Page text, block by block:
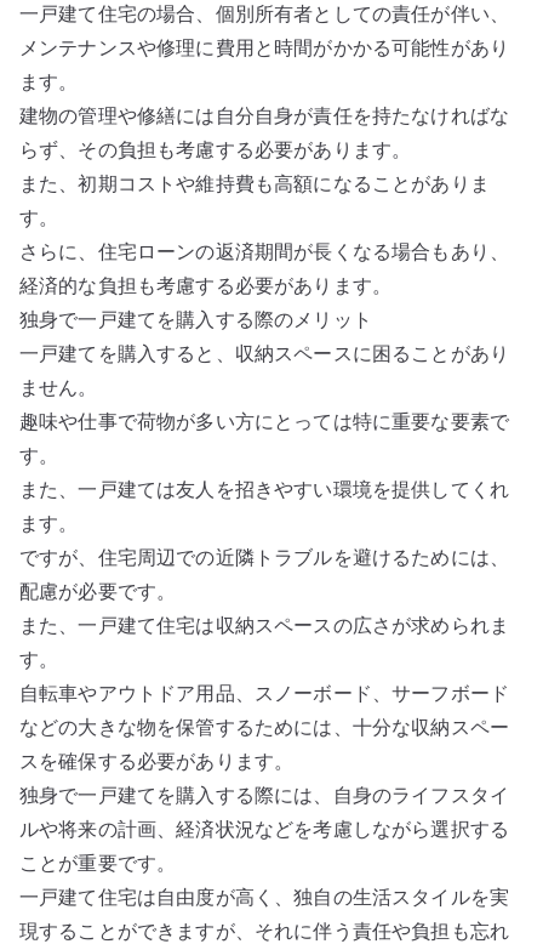
一戸建て住宅の場合、個別所有者としての責任が伴い、
メンテナンスや修理に費用と時間がかかる可能性があり
ます。
建物の管理や修繕には自分自身が責任を持たなければな
らず、その負担も考慮する必要があります。
また、初期コストや維持費も高額になることがありま
す。
さらに、住宅ローンの返済期間が長くなる場合もあり、
経済的な負担も考慮する必要があります。
独身で一戸建てを購入する際のメリット
一戸建てを購入すると、収納スペースに困ることがあり
ません。
趣味や仕事で荷物が多い方にとっては特に重要な要素で
す。
また、一戸建ては友人を招きやすい環境を提供してくれ
ます。
ですが、住宅周辺での近隣トラブルを避けるためには、
配慮が必要です。
また、一戸建て住宅は収納スペースの広さが求められま
す。
自転車やアウトドア用品、スノーボード、サーフボード
などの大きな物を保管するためには、十分な収納スペー
スを確保する必要があります。
独身で一戸建てを購入する際には、自身のライフスタイ
ルや将来の計画、経済状況などを考慮しながら選択する
ことが重要です。
一戸建て住宅は自由度が高く、独自の生活スタイルを実
現することができますが、それに伴う責任や負担も忘れ